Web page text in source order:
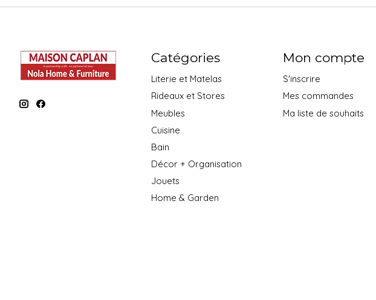
Catégories
Literie et Matelas
Rideaux et Stores
Meubles
Cuisine
Bain
Décor + Organisation
Jouets
Home & Garden
Mon compte
S'inscrire
Mes commandes
Ma liste de souhaits